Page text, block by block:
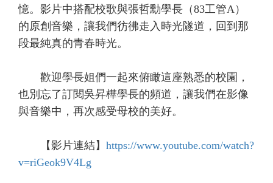
憶。影片中搭配校歌與張哲勳學長（83工管A）
的原創音樂，讓我們彷彿走入時光隧道，回到那
段最純真的青春時光。
歡迎學長姐們一起來俯瞰這座熟悉的校園，
也別忘了訂閱吳昇樺學長的頻道，讓我們在影像
與音樂中，再次感受母校的美好。
【影片連結】 https://www.youtube.com/watch?
v=riGeok9V4Lg